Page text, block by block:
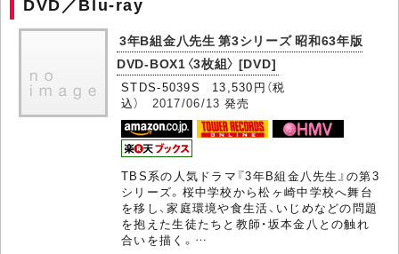
3年B組金八先生 第3シリーズ 昭和63年版
DVD-BOX1〈3枚組〉 [DVD]
STDS-5039S 13,530円（税
込） 2017/06/13 発売
TBS系の人気ドラマ『3年B組金八先生』の第3
シリーズ。桜中学校から松ヶ崎中学校へ舞台
を移し、家庭環境や食生活、いじめなどの問題
を抱えた生徒たちと教師・坂本金八との触れ
合いを描く。…